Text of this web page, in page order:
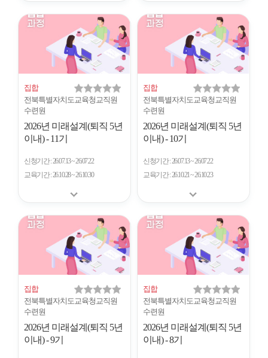
집합
전북특별자치도교육청교직원
수련원
2026년 미래설계(퇴직 5년
이내) - 11기
신청기간 26.07.13 ~ 26.07.22
교육기간 26.10.28 ~ 26.10.30
집합
전북특별자치도교육청교직원
수련원
2026년 미래설계(퇴직 5년
이내) - 10기
신청기간 26.07.13 ~ 26.07.22
교육기간 26.10.21 ~ 26.10.23
집합
전북특별자치도교육청교직원
수련원
2026년 미래설계(퇴직 5년
이내) - 9기
집합
전북특별자치도교육청교직원
수련원
2026년 미래설계(퇴직 5년
이내) - 8기